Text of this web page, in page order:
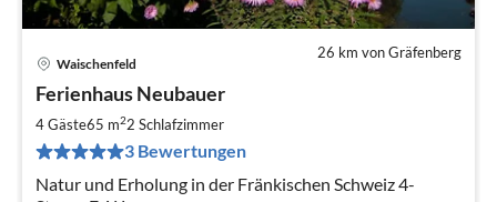
26 km von Gräfenberg
Waischenfeld
Ferienhaus Neubauer
4 Gäste65 m22 Schlafzimmer
3 Bewertungen
Natur und Erholung in der Fränkischen Schweiz 4-